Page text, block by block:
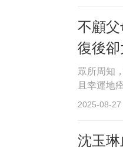
不顧
復後卻
眾所周知
且幸運地
2025-08-27
沈玉